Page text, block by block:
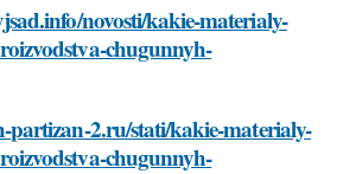
novosti/kakie-materialy-
chugunnyh-
2.ru/stati/kakie-materialy-
chugunnyh-